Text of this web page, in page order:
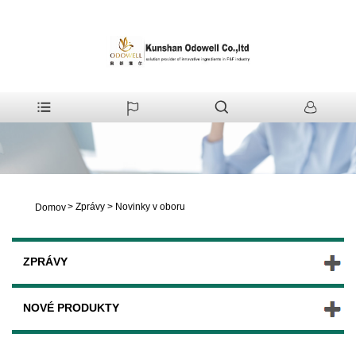
Domov> Zprávy > Novinky v oboru
ZPRÁVY
NOVÉ PRODUKTY